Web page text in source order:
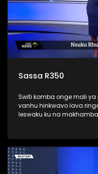
Sassa R350
Switi komba onge mali ya
vanhu hinkwavo lava
leswaku ku na